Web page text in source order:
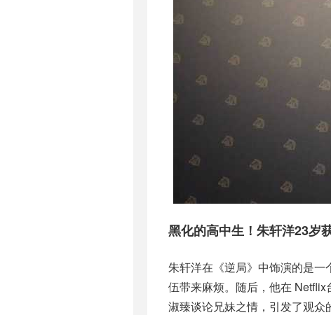
黑化的高中生！朱轩洋23岁
朱轩洋在《逆局》中饰演的是
伍带来麻烦。随后，他在
淑臻谈论兄妹之情，引发了观